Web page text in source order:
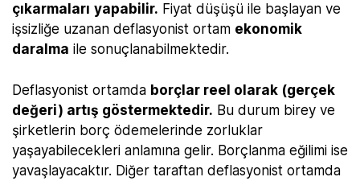
çıkarmaları yapabilir. Fiyat düşüşü ile başlayan ve
işsizliğe uzanan deflasyonist ortam ekonomik
daralma ile sonuçlanabilmektedir.
Deflasyonist ortamda borçlar reel olarak (gerçek
değeri) artış göstermektedir. Bu durum birey ve
şirketlerin borç ödemelerinde zorluklar
yaşayabilecekleri anlamına gelir. Borçlanma eğilimi ise
yavaşlayacaktır. Diğer taraftan deflasyonist ortamda